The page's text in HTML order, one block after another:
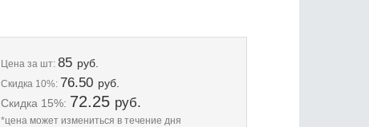
Цена за шт:85 руб.
Скидка 10%: 76.50 руб.
Скидка 15%: 72.25 руб.
*цена может измениться в течение дня